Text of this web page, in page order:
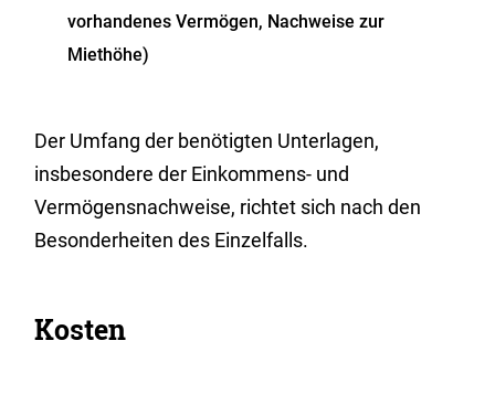
vorhandenes Vermögen, Nachweise zur
Miethöhe)
Der Umfang der benötigten Unterlagen,
insbesondere der Einkommens- und
Vermögensnachweise, richtet sich nach den
Besonderheiten des Einzelfalls.
Kosten